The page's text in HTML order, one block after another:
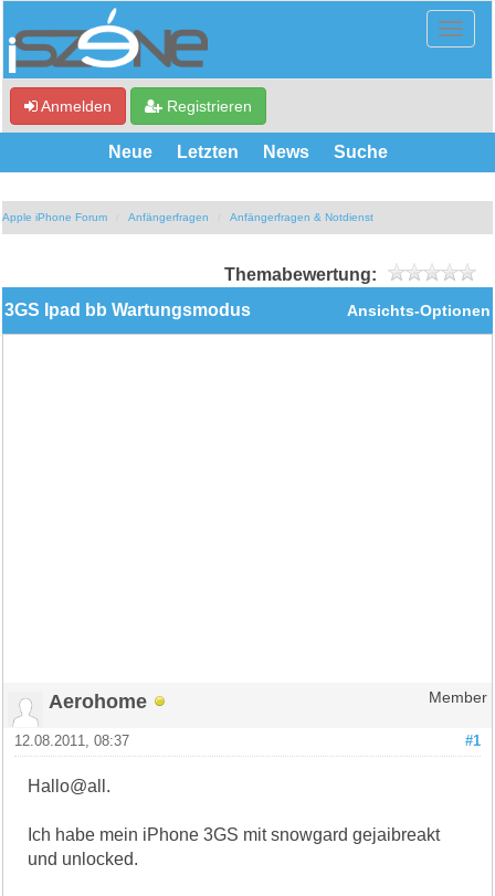
Anmelden Registrieren
Neue Letzten News Suche
Apple iPhone Forum Anfängerfragen Anfängerfragen & Notdienst
Themabewertung:
Ansichts-Optionen
3GS Ipad bb Wartungsmodus
Aerohome Member
#1
12.08.2011, 08:37
Hallo@all.
Ich habe mein iPhone 3GS mit snowgard gejaibreakt
und unlocked.